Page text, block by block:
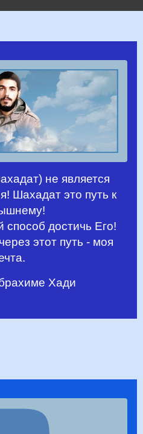
не является
Шахадат это путь к
достичь Его!
этот путь - моя
Хади